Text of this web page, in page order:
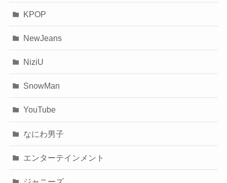
KPOP
NewJeans
NiziU
SnowMan
YouTube
なにわ男子
エンターテインメント